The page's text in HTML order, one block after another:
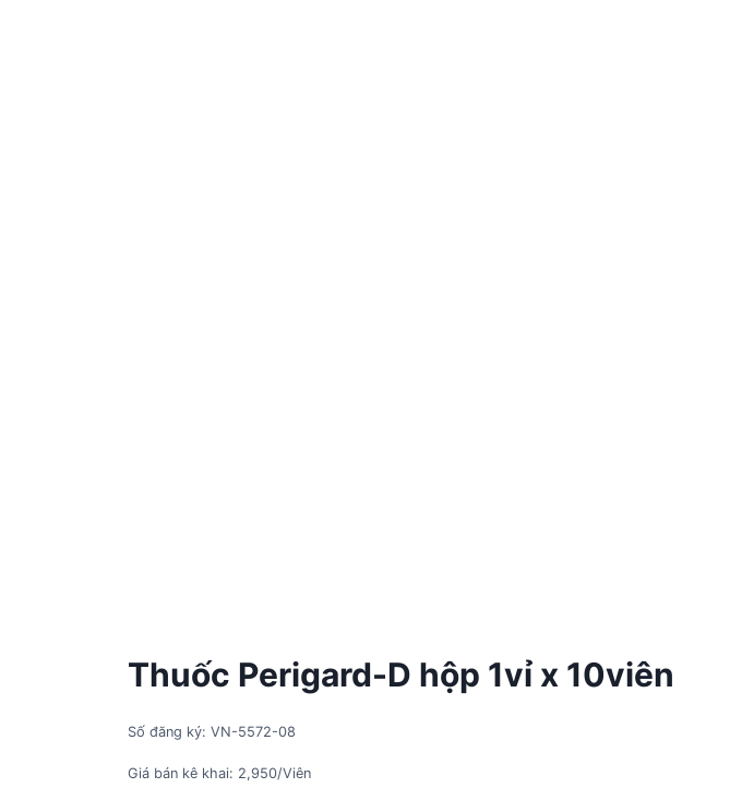
Thuốc Perigard-D hộp 1vỉ x 10viên
Số đăng ký: VN-5572-08
Giá bán kê khai: 2,950/Viên